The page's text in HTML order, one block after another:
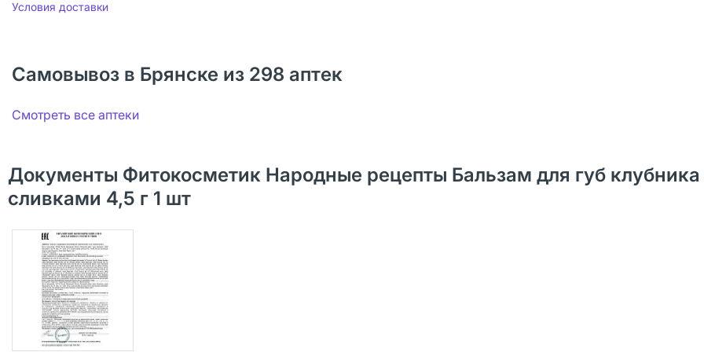
Условия доставки
Самовывоз в Брянске из 298 аптек
Смотреть все аптеки
Документы Фитокосметик Народные рецепты Бальзам для губ клубника
сливками 4,5 г 1 шт